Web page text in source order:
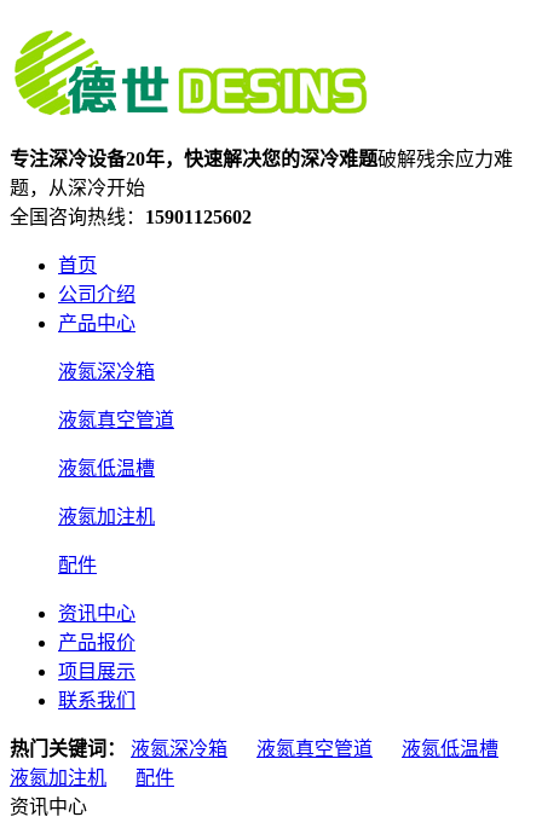
专注深冷设备20年，快速解决您的深冷难题破解残余应力难
题，从深冷开始
全国咨询热线： 15901125602
首页
公司介绍
产品中心
液氮深冷箱
液氮真空管道
液氮低温槽
液氮加注机
配件
资讯中心
产品报价
项目展示
联系我们
热门关键词： 液氮深冷箱 液氮真空管道
液氮低温槽
液氮加注机
配件
资讯中心